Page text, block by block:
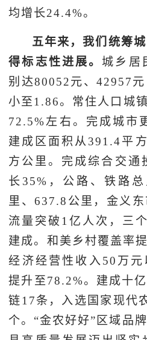
均增长24.4%。
五年来，我们统筹
得标志性进展。 城乡居
别达80052元、42957
小至1.86。常住人口城
72.5%左右。完成城市
建成区面积从391.4平
方公里。完成综合交通
长35%，公路、铁路
里、637.8公里，金义
流量突破1亿人次，三
建成。和美乡村覆盖率
经济经营性收入50万
提升至78.2%。建成十
链17条，入选国家现代
个。“金农好好”区域品